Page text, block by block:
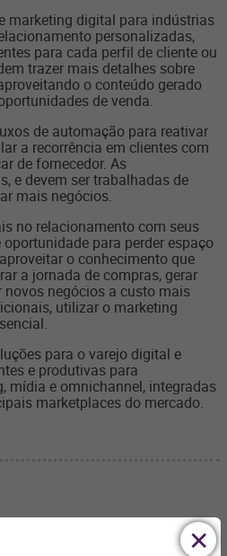
marketing digital para indústrias
personalizadas,
para cada perfil de cliente ou
trazer mais detalhes sobre
o conteúdo gerado
de venda.
de automação para reativar
a recorrência em clientes com
de fornecedor. As
e devem ser trabalhadas de
mais negócios.
no relacionamento com seus
para perder espaço
o conhecimento que
a jornada de compras, gerar
negócios a custo mais
utilizar o marketing
para o varejo digital e
e produtivas para
mídia e omnichannel, integradas
marketplaces do mercado.